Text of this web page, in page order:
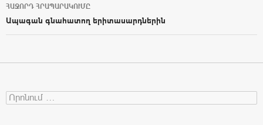
ՀԱՋՈՐԴ ՀՐԱՊԱՐԱԿՈՒՄԸ
Ապագան գնահատող երիտասարդներին
Search for: